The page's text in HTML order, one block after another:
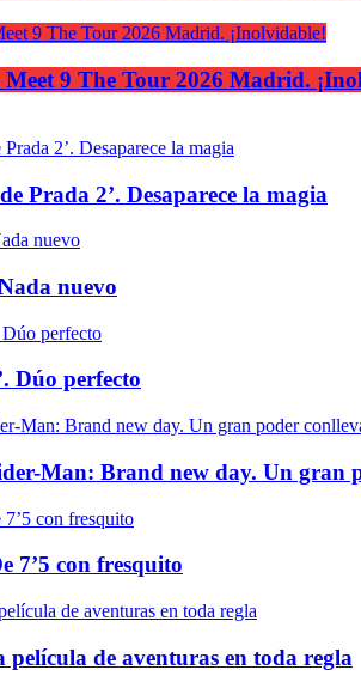
9 The Tour 2026 Madrid.
Prada 2’. Desaparece la magia
nuevo
Dúo perfecto
Man: Brand new day. Un gran
7’5 con fresquito
película de aventuras en toda regla